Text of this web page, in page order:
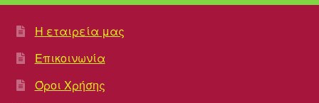
Η εταιρεία μας
Επικοινωνία
Όροι Χρήσης